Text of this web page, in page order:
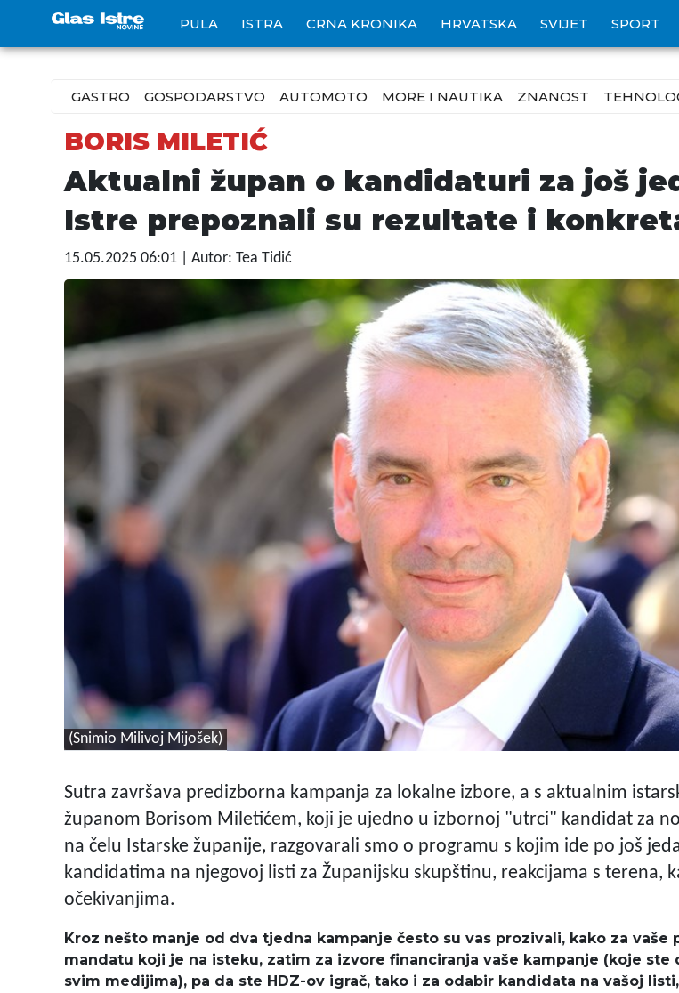
PULA ISTRA CRNA KRONIKA HRVATSKA SVIJET SPORT
GASTRO GOSPODARSTVO AUTOMOTO MORE I NAUTIKA ZNANOST
BORIS MILETIĆ
Aktualni župan o kandidaturi za još
Istre prepoznali su rezultate i
15.05.2025 06:01 | Autor: Tea Tidić
(Snimio Milivoj Mijošek)
Sutra završava predizborna kampanja za lokalne izbore, a s aktualnim
županom Borisom Miletićem, koji je ujedno u izbornoj "utrci" kandidat za
na čelu Istarske županije, razgovarali smo o programu s kojim ide po još
kandidatima na njegovoj listi za Županijsku skupštinu, reakcijama s terena,
očekivanjima.
Kroz nešto manje od dva tjedna kampanje često su vas prozivali, kako za vaše
mandatu koji je na isteku, zatim za izvore financiranja vaše kampanje (koje ste
svim medijima), pa da ste HDZ-ov igrač, tako i za odabir kandidata na vašoj